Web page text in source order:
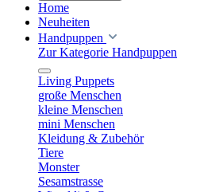
Home
Neuheiten
Handpuppen
Zur Kategorie Handpuppen
Living Puppets
große Menschen
kleine Menschen
mini Menschen
Kleidung & Zubehör
Tiere
Monster
Sesamstrasse